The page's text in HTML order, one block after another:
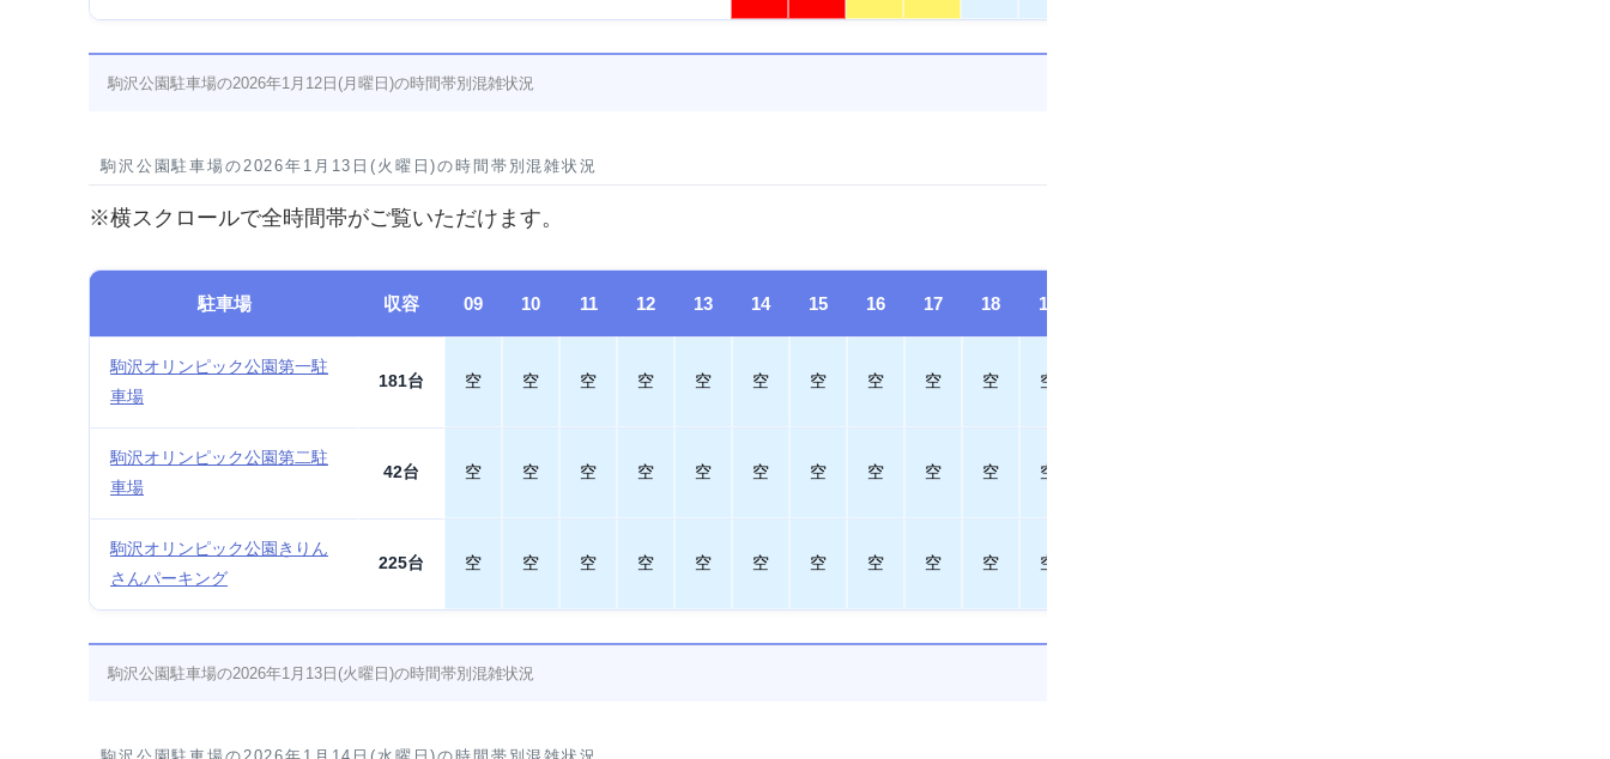
駒沢公園駐車場の2026年1月12日(月曜日)の時間帯別混雑状況
駒沢公園駐車場の2026年1月13日(火曜日)の時間帯別混雑状況
※横スクロールで全時間帯がご覧いただけます。
駐車場 収容 09 10 11 12 13 14 15 16 17 18 19
駒沢オリンピック公園第一駐
車場
181台 空 空 空 空 空 空 空 空 空 空 空
駒沢オリンピック公園第二駐
車場
42台 空 空 空 空 空 空 空 空 空 空 空
駒沢オリンピック公園きりん
さんパーキング
225台 空 空 空 空 空 空 空 空 空 空 空
駒沢公園駐車場の2026年1月13日(火曜日)の時間帯別混雑状況